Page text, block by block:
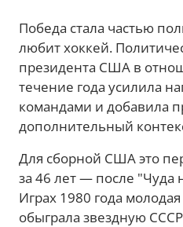
Победа стала частью
любит хоккей.
президента США в
течение года усилила
командами и добавила
дополнительный
Для сборной США это
за 46 лет — после "Чуда
Играх 1980 года
обыграла звездную